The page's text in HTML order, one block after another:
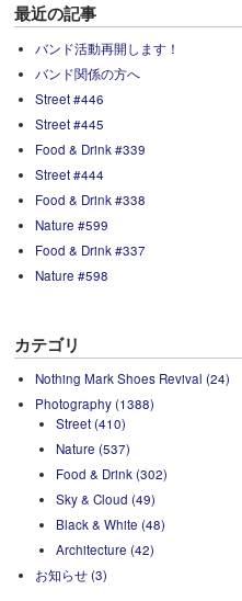
最近の記事
バンド活動再開します！
バンド関係の方へ
Street #446
Street #445
Food & Drink #339
Street #444
Food & Drink #338
Nature #599
Food & Drink #337
Nature #598
カテゴリ
Nothing Mark Shoes Revival (24)
Photography (1388)
Street (410)
Nature (537)
Food & Drink (302)
Sky & Cloud (49)
Black & White (48)
Architecture (42)
お知らせ (3)